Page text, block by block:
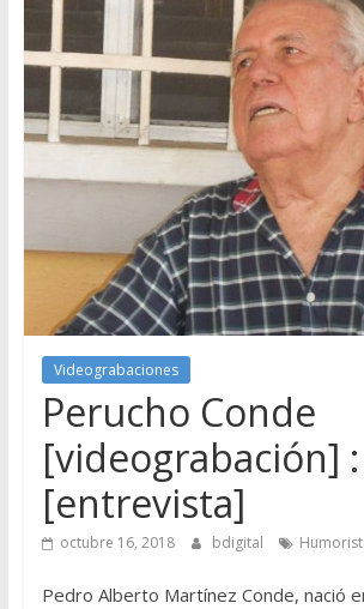
Videograbaciones
Perucho Conde
[videograbación] :
[entrevista]
octubre 16, 2018 bdigital
Pedro Alberto Martínez Conde, nació